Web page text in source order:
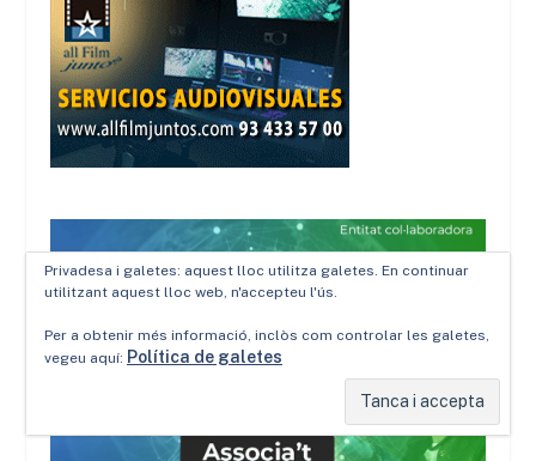
Privadesa i galetes: aquest lloc utilitza galetes. En continuar
utilitzant aquest lloc web, n'accepteu l'ús.
Per a obtenir més informació, inclòs com controlar les galetes,
vegeu aquí: Política de galetes